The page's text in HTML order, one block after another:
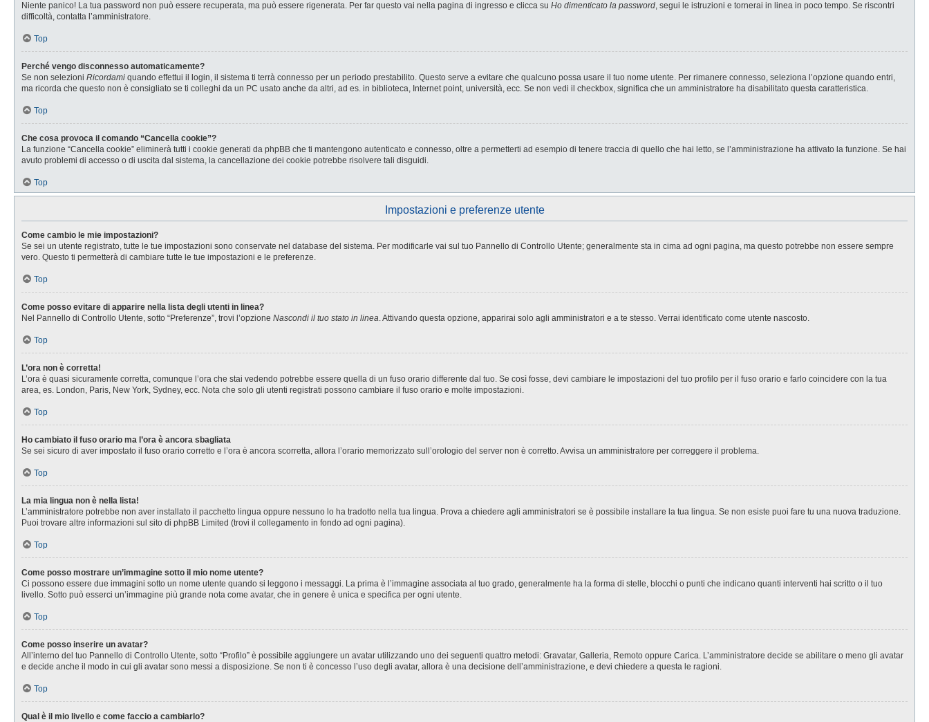
Niente panico! La tua password non può essere recuperata, ma può essere rigenerata. Per far questo vai nella pagina di ingresso e clicca su Ho dimenticato la password, segui le istruzioni e tornerai in linea in poco tempo. Se riscontri
difficoltà, contatta l’amministratore.
Top
Perché vengo disconnesso automaticamente?
Se non selezioni Ricordami quando effettui il login, il sistema ti terrà connesso per un periodo prestabilito. Questo serve a evitare che qualcuno possa usare il tuo nome utente. Per rimanere connesso, seleziona l’opzione quando entri,
ma ricorda che questo non è consigliato se ti colleghi da un PC usato anche da altri, ad es. in biblioteca, Internet point, università, ecc. Se non vedi il checkbox, significa che un amministratore ha disabilitato questa caratteristica.
Top
Che cosa provoca il comando “Cancella cookie”?
La funzione “Cancella cookie” eliminerà tutti i cookie generati da phpBB che ti mantengono autenticato e connesso, oltre a permetterti ad esempio di tenere traccia di quello che hai letto, se l’amministrazione ha attivato la funzione. Se hai
avuto problemi di accesso o di uscita dal sistema, la cancellazione dei cookie potrebbe risolvere tali disguidi.
Top
Impostazioni e preferenze utente
Come cambio le mie impostazioni?
Se sei un utente registrato, tutte le tue impostazioni sono conservate nel database del sistema. Per modificarle vai sul tuo Pannello di Controllo Utente; generalmente sta in cima ad ogni pagina, ma questo potrebbe non essere sempre
vero. Questo ti permetterà di cambiare tutte le tue impostazioni e le preferenze.
Top
Come posso evitare di apparire nella lista degli utenti in linea?
Nel Pannello di Controllo Utente, sotto “Preferenze”, trovi l’opzione Nascondi il tuo stato in linea. Attivando questa opzione, apparirai solo agli amministratori e a te stesso. Verrai identificato come utente nascosto.
Top
L’ora non è corretta!
L’ora è quasi sicuramente corretta, comunque l’ora che stai vedendo potrebbe essere quella di un fuso orario differente dal tuo. Se così fosse, devi cambiare le impostazioni del tuo profilo per il fuso orario e farlo coincidere con la tua
area, es. London, Paris, New York, Sydney, ecc. Nota che solo gli utenti registrati possono cambiare il fuso orario e molte impostazioni.
Top
Ho cambiato il fuso orario ma l’ora è ancora sbagliata
Se sei sicuro di aver impostato il fuso orario corretto e l’ora è ancora scorretta, allora l’orario memorizzato sull’orologio del server non è corretto. Avvisa un amministratore per correggere il problema.
Top
La mia lingua non è nella lista!
L’amministratore potrebbe non aver installato il pacchetto lingua oppure nessuno lo ha tradotto nella tua lingua. Prova a chiedere agli amministratori se è possibile installare la tua lingua. Se non esiste puoi fare tu una nuova traduzione.
Puoi trovare altre informazioni sul sito di phpBB Limited (trovi il collegamento in fondo ad ogni pagina).
Top
Come posso mostrare un’immagine sotto il mio nome utente?
Ci possono essere due immagini sotto un nome utente quando si leggono i messaggi. La prima è l’immagine associata al tuo grado, generalmente ha la forma di stelle, blocchi o punti che indicano quanti interventi hai scritto o il tuo
livello. Sotto può esserci un’immagine più grande nota come avatar, che in genere è unica e specifica per ogni utente.
Top
Come posso inserire un avatar?
All’interno del tuo Pannello di Controllo Utente, sotto “Profilo” è possibile aggiungere un avatar utilizzando uno dei seguenti quattro metodi: Gravatar, Galleria, Remoto oppure Carica. L’amministratore decide se abilitare o meno gli avatar
e decide anche il modo in cui gli avatar sono messi a disposizione. Se non ti è concesso l’uso degli avatar, allora è una decisione dell’amministrazione, e devi chiedere a questa le ragioni.
Top
Qual è il mio livello e come faccio a cambiarlo?